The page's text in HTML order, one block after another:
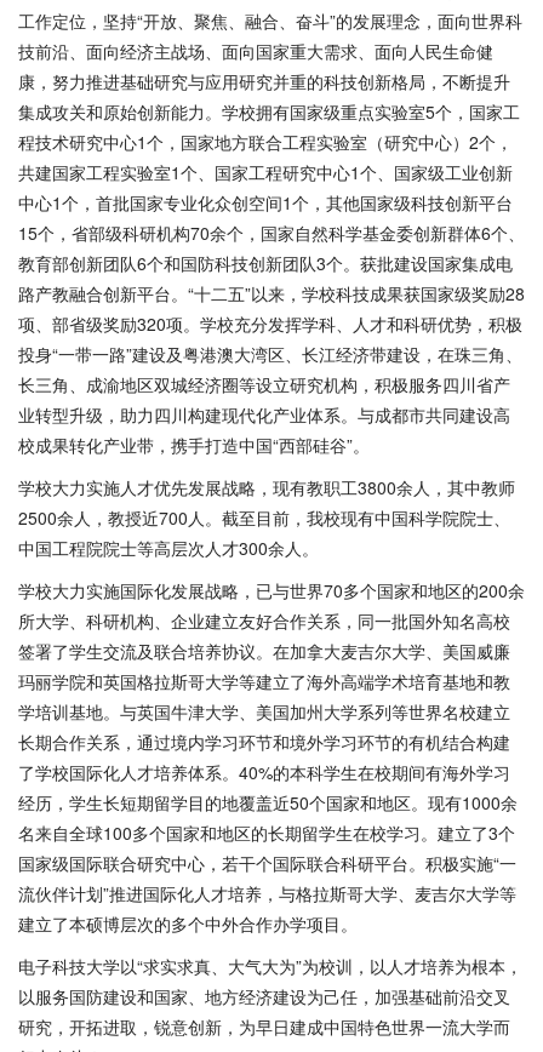
工作定位，坚持“开放、聚焦、融合、奋斗”的发展理念，面向世界科
技前沿、面向经济主战场、面向国家重大需求、面向人民生命健
康，努力推进基础研究与应用研究并重的科技创新格局，不断提升
集成攻关和原始创新能力。学校拥有国家级重点实验室5个，国家工
程技术研究中心1个，国家地方联合工程实验室（研究中心）2个，
共建国家工程实验室1个、国家工程研究中心1个、国家级工业创新
中心1个，首批国家专业化众创空间1个，其他国家级科技创新平台
15个，省部级科研机构70余个，国家自然科学基金委创新群体6个、
教育部创新团队6个和国防科技创新团队3个。获批建设国家集成电
路产教融合创新平台。“十二五”以来，学校科技成果获国家级奖励28
项、部省级奖励320项。学校充分发挥学科、人才和科研优势，积极
投身“一带一路”建设及粤港澳大湾区、长江经济带建设，在珠三角、
长三角、成渝地区双城经济圈等设立研究机构，积极服务四川省产
业转型升级，助力四川构建现代化产业体系。与成都市共同建设高
校成果转化产业带，携手打造中国“西部硅谷”。
学校大力实施人才优先发展战略，现有教职工3800余人，其中教师
2500余人，教授近700人。截至目前，我校现有中国科学院院士、
中国工程院院士等高层次人才300余人。
学校大力实施国际化发展战略，已与世界70多个国家和地区的200余
所大学、科研机构、企业建立友好合作关系，同一批国外知名高校
签署了学生交流及联合培养协议。在加拿大麦吉尔大学、美国威廉
玛丽学院和英国格拉斯哥大学等建立了海外高端学术培育基地和教
学培训基地。与英国牛津大学、美国加州大学系列等世界名校建立
长期合作关系，通过境内学习环节和境外学习环节的有机结合构建
了学校国际化人才培养体系。40%的本科学生在校期间有海外学习
经历，学生长短期留学目的地覆盖近50个国家和地区。现有1000余
名来自全球100多个国家和地区的长期留学生在校学习。建立了3个
国家级国际联合研究中心，若干个国际联合科研平台。积极实施“一
流伙伴计划”推进国际化人才培养，与格拉斯哥大学、麦吉尔大学等
建立了本硕博层次的多个中外合作办学项目。
电子科技大学以“求实求真、大气大为”为校训，以人才培养为根本，
以服务国防建设和国家、地方经济建设为己任，加强基础前沿交叉
研究，开拓进取，锐意创新，为早日建成中国特色世界一流大学而